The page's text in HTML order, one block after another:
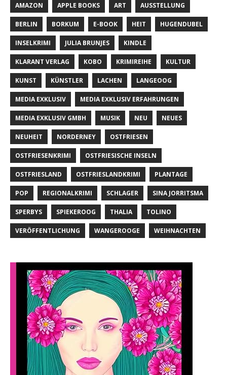
AMAZON APPLE BOOKS ART AUSSTELLUNG
BERLIN BORKUM E-BOOK HEIT HUGENDUBEL
INSELKRIMI JULIA BRUNJES KINDLE
KLARANT VERLAG KOBO KRIMIREIHE KULTUR
KUNST KÜNSTLER LACHEN LANGEOOG
MEDIA EXKLUSIV MEDIA EXKLUSIV ERFAHRUNGEN
MEDIA EXKLUSIV GMBH MUSIK NEU NEUES
NEUHEIT NORDERNEY OSTFRIESEN
OSTFRIESENKRIMI OSTFRIESISCHE INSELN
OSTFRIESLAND OSTFRIESLANDKRIMI PLANTAGE
POP REGIONALKRIMI SCHLAGER SINA JORRITSMA
SPERBYS SPIEKEROOG THALIA TOLINO
VERÖFFENTLICHUNG WANGEROOGE WEIHNACHTEN